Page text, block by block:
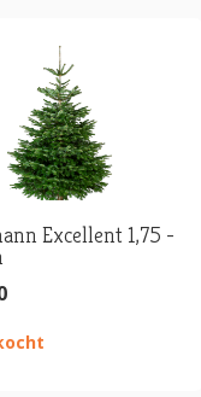
Excellent 1,75 -